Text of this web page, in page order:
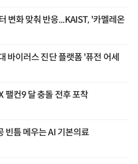
변화 맞춰 반응...KAIST, '카멜레온
바이러스 진단 플랫폼 '퓨전 어세
팰컨9 달 충돌 전후 포착
빈틈 메우는 AI 기본의료